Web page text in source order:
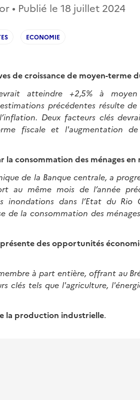
• Publié le 18 juillet 2024
ECONOMIE
de croissance de moyen-terme
atteindre +2,5% à
précédentes résulte de
Deux facteurs clés
fiscale et l'augmentation
la consommation des ménages en
de la Banque centrale, a
au même mois de l’année
inondations dans l’Etat du Rio
de la consommation des
des opportunités
à part entière, offrant au
clés tels que l'agriculture,
la production industrielle.